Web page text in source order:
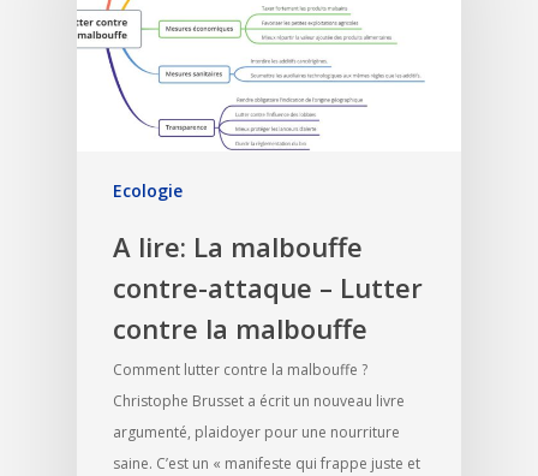
Ecologie
A lire: La malbouffe
contre-attaque – Lutter
contre la malbouffe
Comment lutter contre la malbouffe ?
Christophe Brusset a écrit un nouveau livre
argumenté, plaidoyer pour une nourriture
saine. C’est un « manifeste qui frappe juste et